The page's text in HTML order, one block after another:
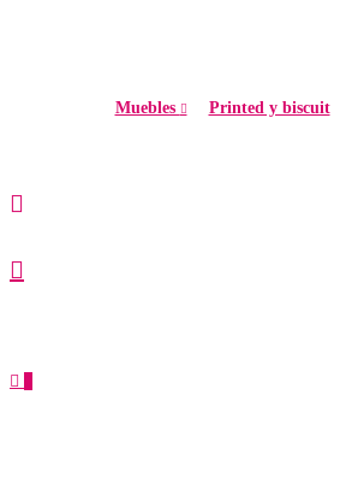
Muebles Printed y biscuit